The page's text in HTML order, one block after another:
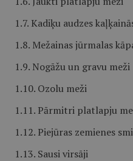
1.7. Kadiķu audzes
1.8. Mežainas jūrmalas
1.9. Nogāžu un gravu meži
1.10. Ozolu meži
1.11. Pārmitri platlapju
1.12. Piejūras zemienes
1.13. Sausi virsāji